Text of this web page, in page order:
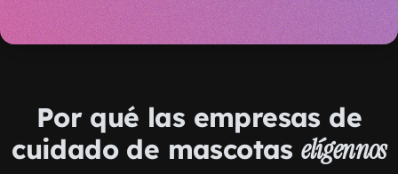
Por qué las empresas de
cuidado de mascotaselígennos